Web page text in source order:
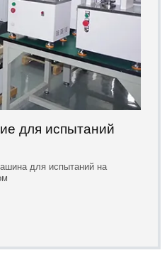
для испытаний
для испытаний на